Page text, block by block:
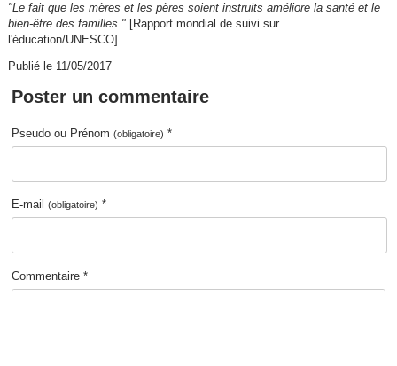
"Le fait que les mères et les pères soient instruits améliore la santé et le
bien-être des familles."[Rapport mondial de suivi sur
l'éducation/UNESCO]
Publié le 11/05/2017
Poster un commentaire
Pseudo ou Prénom(obligatoire) *
E-mail(obligatoire) *
Commentaire *